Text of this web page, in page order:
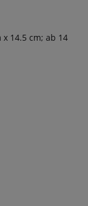
14.5 cm; ab 14